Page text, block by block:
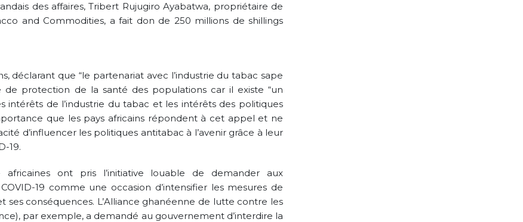
des affaires, Tribert Rujugiro Ayabatwa, propriétaire de
and Commodities, a fait don de 250 millions de shillings
déclarant que “le partenariat avec l’industrie du tabac sape
protection de la santé des populations car il existe “un
de l’industrie du tabac et les intérêts des politiques
que les pays africains répondent à cet appel et ne
d’influencer les politiques antitabac à l’avenir grâce à leur
19.
africaines ont pris l’initiative louable de demander aux
19 comme une occasion d’intensifier les mesures de
conséquences. L’Alliance ghanéenne de lutte contre les
par exemple, a demandé au gouvernement d’interdire la